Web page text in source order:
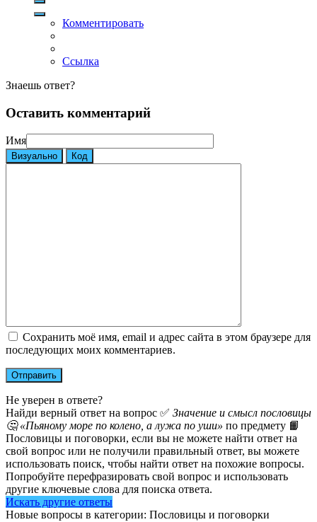
Комментировать
Ссылка
Знаешь ответ?
Оставить комментарий
Имя
Визуально Код
Сохранить моё имя, email и адрес сайта в этом браузере для
последующих моих комментариев.
Не уверен в ответе?
Найди верный ответ на вопрос ✅ Значение и смысл пословицы
🤔 «Пьяному море по колено, а лужа по уши» по предмету 📙
Пословицы и поговорки, если вы не можете найти ответ на
свой вопрос или не получили правильный ответ, вы можете
использовать поиск, чтобы найти ответ на похожие вопросы.
Попробуйте перефразировать свой вопрос и использовать
другие ключевые слова для поиска ответа.
Искать другие ответы
Новые вопросы в категории: Пословицы и поговорки